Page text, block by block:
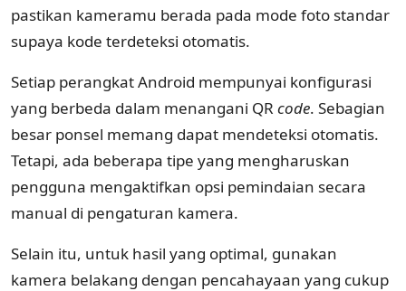
pastikan kameramu berada pada mode foto standar
supaya kode terdeteksi otomatis.
Setiap perangkat Android mempunyai konfigurasi
yang berbeda dalam menangani QR code. Sebagian
besar ponsel memang dapat mendeteksi otomatis.
Tetapi, ada beberapa tipe yang mengharuskan
pengguna mengaktifkan opsi pemindaian secara
manual di pengaturan kamera.
Selain itu, untuk hasil yang optimal, gunakan
kamera belakang dengan pencahayaan yang cukup